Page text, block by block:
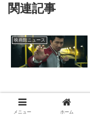
関連記事
映画館ニュース
映画館ニュース
メニュー ホーム